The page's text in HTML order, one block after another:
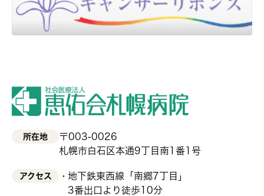
所在地
〒003-0026
札幌市白石区本通9丁目南1番1号
アクセス
地下鉄東西線「南郷7丁目」
3番出口より徒歩10分